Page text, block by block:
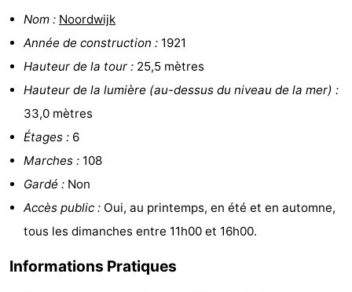
Piscines
-
Faire
du
Randonnée
-
Équitation
Terrains
-
Nom : Noordwijk
Année de construction : 1921
Hauteur de la tour : 25,5 mètres
Hauteur de la lumière (au-dessus du niveau de la mer) :
33,0 mètres
Étages : 6
Marches : 108
Gardé : Non
Accès public : Oui, au printemps, en été et en automne,
tous les dimanches entre 11h00 et 16h00.
Informations Pratiques